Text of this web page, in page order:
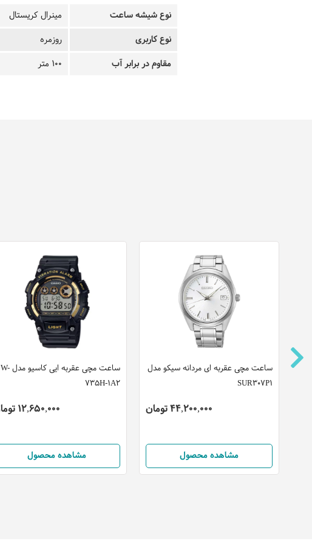
نوع شیشه ساعت
مینرال کریستال
نوع کاربری
روزمره
مقاوم در برابر آب
100 متر
ساعت مچی عقربه ایی کاسیو مدل W-
735H-1A2
12,650,000 تومان
مشاهده محصول
ساعت مچی عقربه ای مردانه سیکو مدل
SUR307P1
44,200,000 تومان
مشاهده محصول